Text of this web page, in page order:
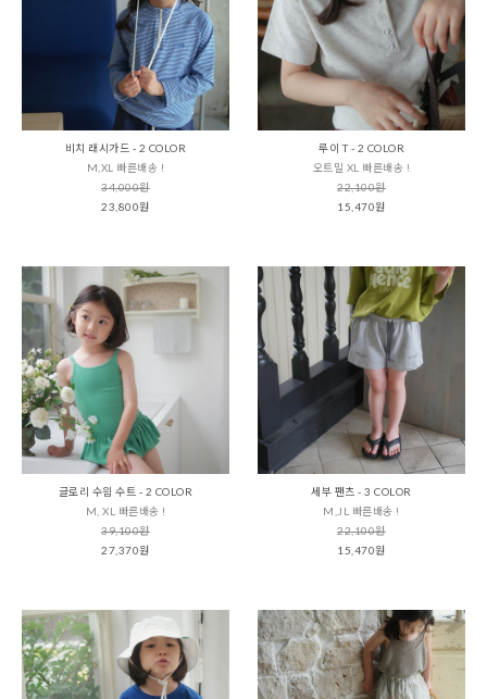
비치 래시가드 - 2 COLOR
M,XL 빠른배송 !
34,000원
23,800원
루이 T - 2 COLOR
오트밀 XL 빠른배송 !
22,100원
15,470원
글로리 수읨 수트 - 2 COLOR
M, XL 빠른배송 !
39,100원
27,370원
세부 팬츠 - 3 COLOR
M,JL 빠른배송 !
22,100원
15,470원